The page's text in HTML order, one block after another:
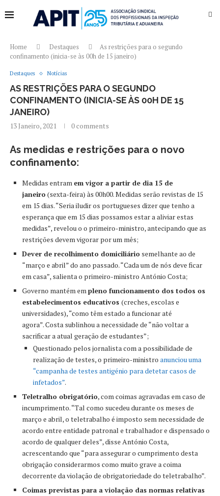
Home Destaques
As restrições para o segundo
confinamento (inicia-se às 00h de 15 janeiro)
Destaques Notícias
AS RESTRIÇÕES PARA O SEGUNDO
CONFINAMENTO (INICIA-SE ÀS 00H DE 15
JANEIRO)
13 Janeiro, 2021 0 comments
As medidas e restrições para o novo
confinamento:
Medidas entram em vigor a partir de dia 15 de
janeiro(sexta-feira) às 00h00. Medidas serão revistas de 15
em 15 dias. “Seria iludir os portugueses dizer que tenho a
esperança que em 15 dias possamos estar a aliviar estas
medidas”, revelou o o primeiro-ministro, antecipando que as
restrições devem vigorar por um mês;
Dever de recolhimento domiciliário semelhante ao de
“março e abril” do ano passado. “Cada um de nós deve ficar
em casa”, salienta o primeiro-ministro António Costa;
Governo mantém empleno funcionamento dos todos os
estabelecimentos educativos (creches, escolas e
universidades), “como têm estado a funcionar até
agora”. Costa sublinhou a necessidade de “não voltar a
sacrificar a atual geração de estudantes”;
Questionado pelos jornalista com a possibilidade de
realização de testes, o primeiro-ministro anunciou uma
“campanha de testes antigénio para detetar casos de
infetados”.
Teletralho obrigatório, com coimas agravadas em caso de
incumprimento. “Tal como sucedeu durante os meses de
março e abril, o teletrabalho é imposto sem necessidade de
acordo entre entidade patronal e trabalhador e dispensado o
acordo de qualquer deles”, disse António Costa,
acrescentando que “para assegurar o cumprimento desta
obrigação considerarmos como muito grave a coima
decorrente da violação de obrigatoriedade do teletrabalho”.
Coimas previstas para a violação das normas relativas